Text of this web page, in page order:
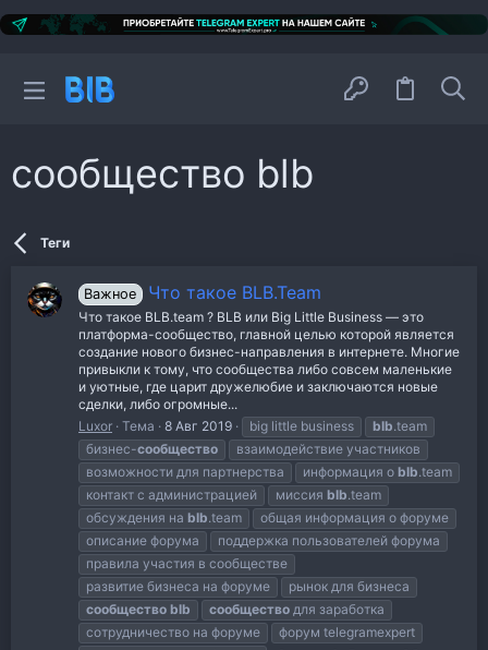
сообщество blb
Теги
Важное Что такое BLB.Team
Что такое BLB.team ? BLB или Big Little Business — это
платформа-сообщество, главной целью которой является
создание нового бизнес-направления в интернете. Многие
привыкли к тому, что сообщества либо совсем маленькие
и уютные, где царит дружелюбие и заключаются новые
сделки, либо огромные...
Luxor Тема 8 Авг 2019 big little business blb.team
бизнес-сообщество
взаимодействие участников
возможности для партнерства
информация о blb.team
контакт с администрацией
миссия blb.team
обсуждения на blb.team
общая информация о форуме
описание форума
поддержка пользователей форума
правила участия в сообществе
развитие бизнеса на форуме
рынок для бизнеса
сообщество blb сообщество для заработка
сотрудничество на форуме
форум telegramexpert